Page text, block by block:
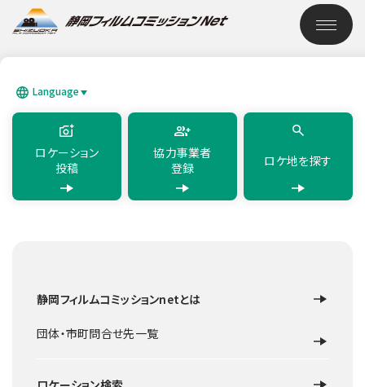
Language
日本語 English 简体中文 繁體中文 한국어 แบบไทย
ロケーション
投稿
協力事業者
登録
ロケ地を探す
静岡フィルムコミッションnetとは
団体・市町問合せ先一覧
ロケーション検索
SEARCH
ロケ地を探す